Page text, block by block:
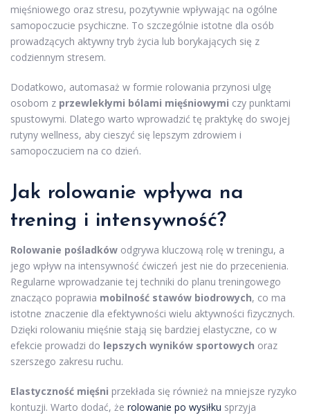
mięśniowego oraz stresu, pozytywnie wpływając na ogólne
samopoczucie psychiczne. To szczególnie istotne dla osób
prowadzących aktywny tryb życia lub borykających się z
codziennym stresem.
Dodatkowo, automasaż w formie rolowania przynosi ulgę
osobom z przewlekłymi bólami mięśniowymi czy punktami
spustowymi. Dlatego warto wprowadzić tę praktykę do swojej
rutyny wellness, aby cieszyć się lepszym zdrowiem i
samopoczuciem na co dzień.
Jak rolowanie wpływa na
trening i intensywność?
Rolowanie pośladków odgrywa kluczową rolę w treningu, a
jego wpływ na intensywność ćwiczeń jest nie do przecenienia.
Regularne wprowadzanie tej techniki do planu treningowego
znacząco poprawia mobilność stawów biodrowych, co ma
istotne znaczenie dla efektywności wielu aktywności fizycznych.
Dzięki rolowaniu mięśnie stają się bardziej elastyczne, co w
efekcie prowadzi do lepszych wyników sportowych oraz
szerszego zakresu ruchu.
Elastyczność mięśni przekłada się również na mniejsze ryzyko
kontuzji. Warto dodać, że rolowanie po wysiłku sprzyja